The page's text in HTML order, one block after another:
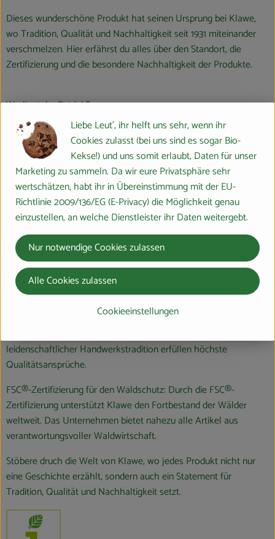
Dieses wunderschöne Produkt hat seinen Ursprung bei Klawe,
wo Tradition, Qualität und Nachhaltigkeit seit 1931 miteinander
verschmelzen. Hier erfährst du alles über den Standort, die
Zertifizierung und die besondere Nachhaltigkeit der Produkte.
Wo liegt der Betrieb?
Die G. Klawe GmbH hat ihre Wurzeln in der Gründung durch
Gustav Klawe im Jahr 1931. Seitdem hat sich das Unternehmen zu
einem internationalen Produzenten und Lieferanten von
hochwertigen Küchenholzwaren und Holz-Werbeartikeln
entwickelt.
Wie ist Klawe zertifiziert?
Klawe setzt bewusst auf den nachwachsenden Rohstoff Holz
und ist stolz auf die FSC®-Zertifizierung. Fast alle Produkte
werden aus verantwortungsvoller Waldwirtschaft geliefert.
Was ist an der Arbeit von Klawe besonders nachhaltig und
ökologisch?
Beste Rohstoffe: Holz als nachwachsender Rohstoff erlebt eine
leidenschaftlicher Handwerkstradition erfüllen höchste
Qualitätsansprüche.
FSC®-Zertifizierung für den Waldschutz: Durch die FSC®-
Zertifizierung unterstützt Klawe den Fortbestand der Wälder
weltweit. Das Unternehmen bietet nahezu alle Artikel aus
verantwortungsvoller Waldwirtschaft.
Stöbere druch die Welt von Klawe, wo jedes Produkt nicht nur
eine Geschichte erzählt, sondern auch ein Statement für
Tradition, Qualität und Nachhaltigkeit setzt.
Liebe Leut', ihr helft uns sehr, wenn ihr
Cookies zulasst (bei uns sind es sogar Bio-
Kekse!) und uns somit erlaubt, Daten für unser
Marketing zu sammeln. Da wir eure Privatsphäre sehr
wertschätzen, habt ihr in Übereinstimmung mit der EU-
Richtlinie 2009/136/EG (E-Privacy) die Möglichkeit genau
einzustellen, an welche Dienstleister ihr Daten weitergebt.
Cookieeinstellungen
Nur notwendige Cookies zulassen
Alle Cookies zulassen